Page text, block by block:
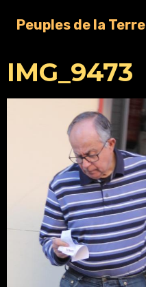
Peuples de la Terre
IMG_9473